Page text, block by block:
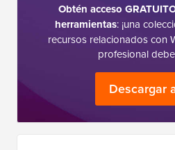
Obtén acceso
herramientas: ¡una
recursos relacionados con
profesional
Descargar